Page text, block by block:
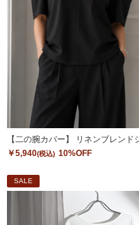
￥5,940(税込) 10%OFF
SALE